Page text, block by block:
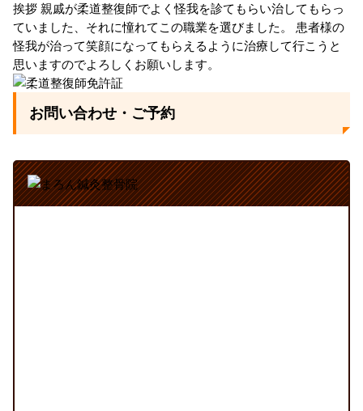
挨拶 親戚が柔道整復師でよく怪我を診てもらい治してもらっ
ていました、それに憧れてこの職業を選びました。 患者様の
怪我が治って笑顔になってもらえるように治療して行こうと
思いますのでよろしくお願いします。
お問い合わせ・ご予約